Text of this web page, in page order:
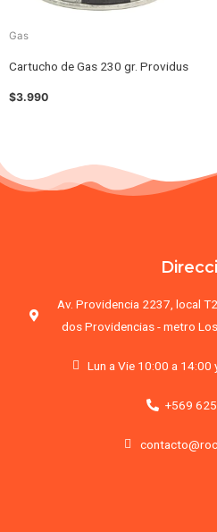
Gas
Cartucho de Gas 230 gr. Providus
$3.990
Av. Providencia 2237, local
dos Providencias - metro
Lun a Vie 10:00 a
+569